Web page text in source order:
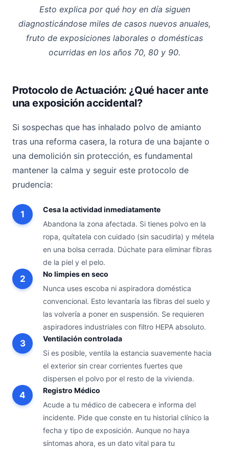
Esto explica por qué hoy en día siguen
diagnosticándose miles de casos nuevos anuales,
fruto de exposiciones laborales o domésticas
ocurridas en los años 70, 80 y 90.
Protocolo de Actuación: ¿Qué hacer ante
una exposición accidental?
Si sospechas que has inhalado polvo de amianto
tras una reforma casera, la rotura de una bajante o
una demolición sin protección, es fundamental
mantener la calma y seguir este protocolo de
prudencia:
Cesa la actividad inmediatamente
Abandona la zona afectada. Si tienes polvo en la
ropa, quítatela con cuidado (sin sacudirla) y métela
en una bolsa cerrada. Dúchate para eliminar fibras
de la piel y el pelo.
No limpies en seco
Nunca uses escoba ni aspiradora doméstica
convencional. Esto levantaría las fibras del suelo y
las volvería a poner en suspensión. Se requieren
aspiradores industriales con filtro HEPA absoluto.
Ventilación controlada
Si es posible, ventila la estancia suavemente hacia
el exterior sin crear corrientes fuertes que
dispersen el polvo por el resto de la vivienda.
Registro Médico
Acude a tu médico de cabecera e informa del
incidente. Pide que conste en tu historial clínico la
fecha y tipo de exposición. Aunque no haya
síntomas ahora, es un dato vital para tu